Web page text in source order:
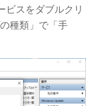
ビスをダブルクリ
種類」で「手